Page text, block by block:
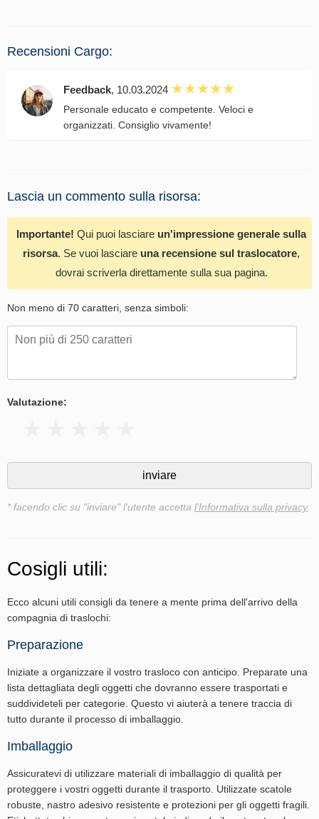
Recensioni Cargo:
Feedback, 10.03.2024
Personale educato e competente. Veloci e
organizzati. Consiglio vivamente!
Lascia un commento sulla risorsa:
Importante! Qui puoi lasciare un'impressione generale sulla
risorsa. Se vuoi lasciare una recensione sul traslocatore,
dovrai scriverla direttamente sulla sua pagina.
Non meno di 70 caratteri, senza simboli:
Valutazione:
* facendo clic su "inviare" l'utente accetta l'Informativa sulla privacy
Cosigli utili:
Ecco alcuni utili consigli da tenere a mente prima dell'arrivo della
compagnia di traslochi:
Preparazione
Iniziate a organizzare il vostro trasloco con anticipo. Preparate una
lista dettagliata degli oggetti che dovranno essere trasportati e
suddivideteli per categorie. Questo vi aiuterà a tenere traccia di
tutto durante il processo di imballaggio.
Imballaggio
Assicuratevi di utilizzare materiali di imballaggio di qualità per
proteggere i vostri oggetti durante il trasporto. Utilizzate scatole
robuste, nastro adesivo resistente e protezioni per gli oggetti fragili.